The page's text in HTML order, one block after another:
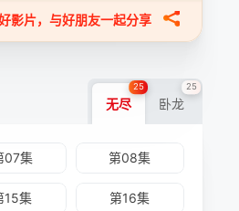
影片，与好朋友一起分享
无尽
25
卧龙
25
07集 第08集
15集 第16集